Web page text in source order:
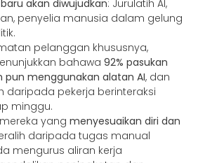
akan diwujudkan: Jurulatih AI,
penyelia manusia dalam gelung
pelanggan khususnya,
bahawa 92% pasukan
pun menggunakan alatan AI, dan
daripada pekerja berinteraksi
minggu.
yang menyesuaikan diri dan
daripada tugas manual
mengurus aliran kerja